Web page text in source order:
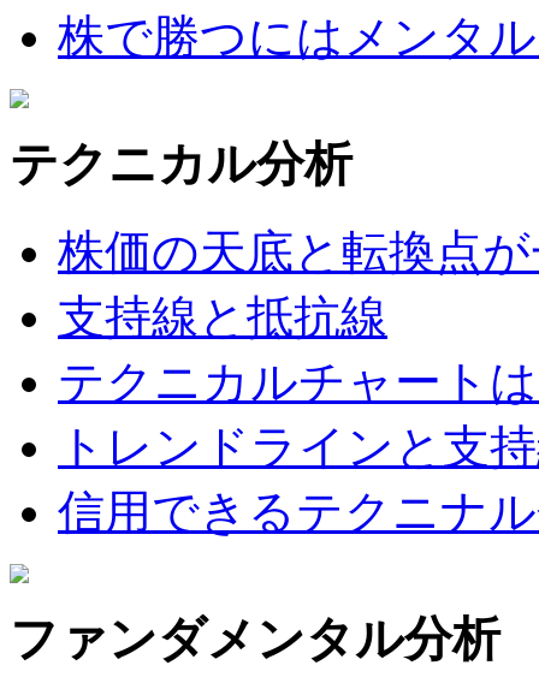
株で勝つにはメンタ
テクニカル分析
株価の天底と転換点
支持線と抵抗線
テクニカルチャート
トレンドラインと支
信用できるテクニナ
ファンダメンタル分析